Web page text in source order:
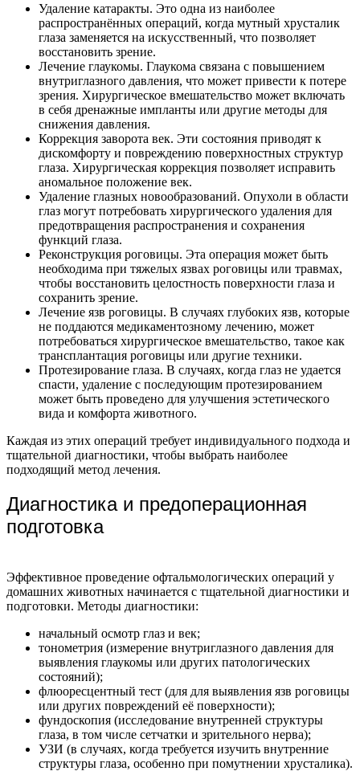
Удаление катаракты. Это одна из наиболее
распространённых операций, когда мутный хрусталик
глаза заменяется на искусственный, что позволяет
восстановить зрение.
Лечение глаукомы. Глаукома связана с повышением
внутриглазного давления, что может привести к потере
зрения. Хирургическое вмешательство может включать
в себя дренажные импланты или другие методы для
снижения давления.
Коррекция заворота век. Эти состояния приводят к
дискомфорту и повреждению поверхностных структур
глаза. Хирургическая коррекция позволяет исправить
аномальное положение век.
Удаление глазных новообразований. Опухоли в области
глаз могут потребовать хирургического удаления для
предотвращения распространения и сохранения
функций глаза.
Реконструкция роговицы. Эта операция может быть
необходима при тяжелых язвах роговицы или травмах,
чтобы восстановить целостность поверхности глаза и
сохранить зрение.
Лечение язв роговицы. В случаях глубоких язв, которые
не поддаются медикаментозному лечению, может
потребоваться хирургическое вмешательство, такое как
трансплантация роговицы или другие техники.
Протезирование глаза. В случаях, когда глаз не удается
спасти, удаление с последующим протезированием
может быть проведено для улучшения эстетического
вида и комфорта животного.
Каждая из этих операций требует индивидуального подхода и
тщательной диагностики, чтобы выбрать наиболее
подходящий метод лечения.
Диагностика и предоперационная
подготовка
Эффективное проведение офтальмологических операций у
домашних животных начинается с тщательной диагностики и
подготовки. Методы диагностики:
начальный осмотр глаз и век;
тонометрия (измерение внутриглазного давления для
выявления глаукомы или других патологических
состояний);
флюоресцентный тест (для для выявления язв роговицы
или других повреждений её поверхности);
фундоскопия (исследование внутренней структуры
глаза, в том числе сетчатки и зрительного нерва);
УЗИ (в случаях, когда требуется изучить внутренние
структуры глаза, особенно при помутнении хрусталика).